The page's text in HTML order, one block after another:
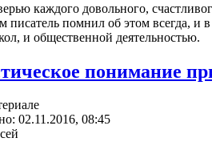
каждого довольного,
помнил об этом всегда, и
и общественной деятельностью.
понимание
02.11.2016, 08:45